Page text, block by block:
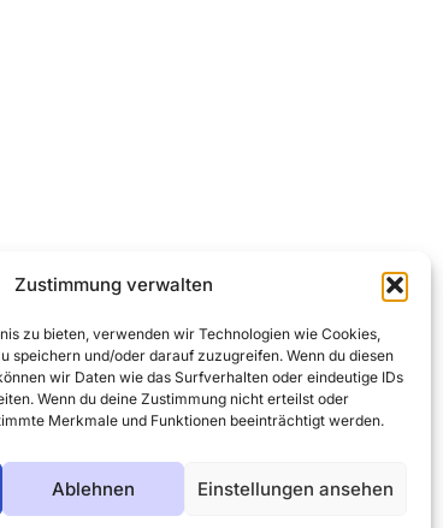
Zustimmung verwalten
zu bieten, verwenden wir Technologien wie Cookies,
speichern und/oder darauf zuzugreifen. Wenn du diesen
wir Daten wie das Surfverhalten oder eindeutige IDs
Wenn du deine Zustimmung nicht erteilst oder
Merkmale und Funktionen beeinträchtigt werden.
Ablehnen Einstellungen ansehen